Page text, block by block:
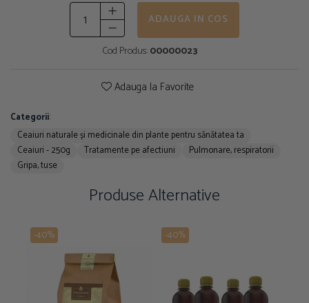
ADAUGA IN COS
Cod Produs:00000023
Adauga la Favorite
Categorii:
Ceaiuri naturale și medicinale din plante pentru sănătatea ta
Ceaiuri - 250g
Tratamente pe afectiuni
Pulmonare, respiratorii
Gripa, tuse
Produse Alternative
-40% -40%